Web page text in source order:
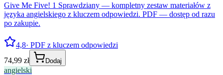
Give Me Five! 1 Sprawdziany — kompletny zestaw materiałów z
języka angielskiego z kluczem odpowiedzi. PDF — dostęp od razu
po zakupie.
4,8· PDF z kluczem odpowiedzi
74,99 zł
Dodaj
angielski